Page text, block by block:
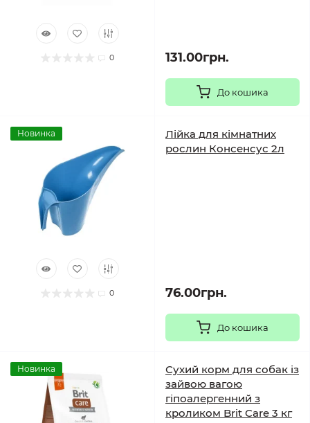
0 131.00грн.
До кошика
Новинка
0
Лійка для кімнатних
рослин Консенсус 2л
76.00грн.
До кошика
Новинка
Сухий корм для собак із
зайвою вагою
гіпоалергенний з
кроликом Brit Care 3 кг